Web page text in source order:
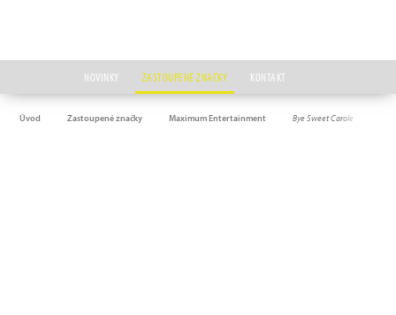
NOVINKY ZASTOUPENÉ ZNAČKY KONTAKT
Úvod Zastoupené značky Maximum Entertainment Bye Sweet Carole